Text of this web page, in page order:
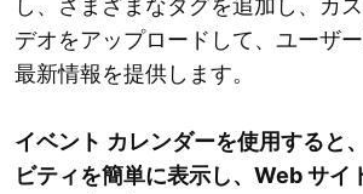
し、さまざまなタグを追加し、カ
デオをアップロードして、ユーザ
最新情報を提供します。
イベント カレンダーを使用すると
ビティを簡単に表示し、Web サイ